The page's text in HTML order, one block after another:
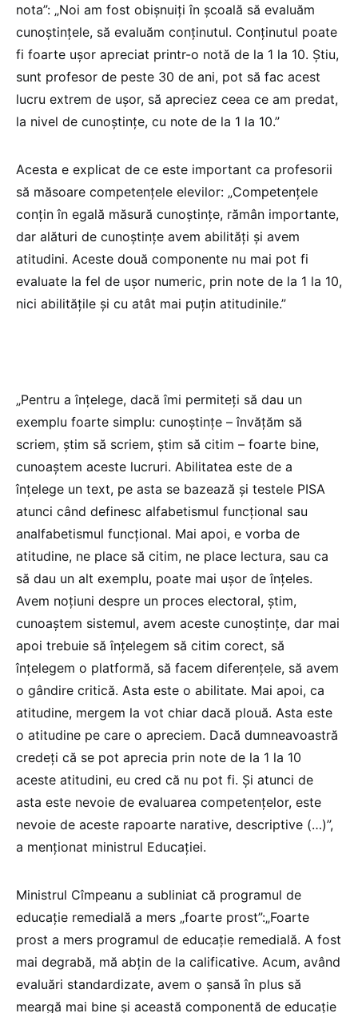
nota”: „Noi am fost obișnuiți în școală să evaluăm
cunoștințele, să evaluăm conținutul. Conținutul poate
fi foarte ușor apreciat printr-o notă de la 1 la 10. Știu,
sunt profesor de peste 30 de ani, pot să fac acest
lucru extrem de ușor, să apreciez ceea ce am predat,
la nivel de cunoștințe, cu note de la 1 la 10.”
Acesta e explicat de ce este important ca profesorii
să măsoare competențele elevilor: „Competențele
conțin în egală măsură cunoștințe, rămân importante,
dar alături de cunoștințe avem abilități și avem
atitudini. Aceste două componente nu mai pot fi
evaluate la fel de ușor numeric, prin note de la 1 la 10,
nici abilitățile și cu atât mai puțin atitudinile.”
„Pentru a înțelege, dacă îmi permiteți să dau un
exemplu foarte simplu: cunoștințe – învățăm să
scriem, știm să scriem, știm să citim – foarte bine,
cunoaștem aceste lucruri. Abilitatea este de a
înțelege un text, pe asta se bazează și testele PISA
atunci când definesc alfabetismul funcțional sau
analfabetismul funcțional. Mai apoi, e vorba de
atitudine, ne place să citim, ne place lectura, sau ca
să dau un alt exemplu, poate mai ușor de înțeles.
Avem noțiuni despre un proces electoral, știm,
cunoaștem sistemul, avem aceste cunoștințe, dar mai
apoi trebuie să înțelegem să citim corect, să
înțelegem o platformă, să facem diferențele, să avem
o gândire critică. Asta este o abilitate. Mai apoi, ca
atitudine, mergem la vot chiar dacă plouă. Asta este
o atitudine pe care o apreciem. Dacă dumneavoastră
credeți că se pot aprecia prin note de la 1 la 10
aceste atitudini, eu cred că nu pot fi. Și atunci de
asta este nevoie de evaluarea competențelor, este
nevoie de aceste rapoarte narative, descriptive (…)”,
a menționat ministrul Educației.
Ministrul Cîmpeanu a subliniat că programul de
educație remedială a mers „foarte prost”:„Foarte
prost a mers programul de educație remedială. A fost
mai degrabă, mă abțin de la calificative. Acum, având
evaluări standardizate, avem o șansă în plus să
meargă mai bine și această componentă de educație